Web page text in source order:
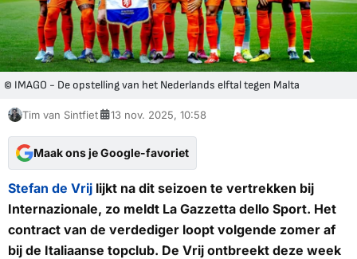
© IMAGO - De opstelling van het Nederlands elftal tegen Malta
Tim van Sintfiet 13 nov. 2025, 10:58
Maak ons je Google-favoriet
Stefan de Vrij lijkt na dit seizoen te vertrekken bij
Internazionale, zo meldt La Gazzetta dello Sport. Het
contract van de verdediger loopt volgende zomer af
bij de Italiaanse topclub. De Vrij ontbreekt deze week